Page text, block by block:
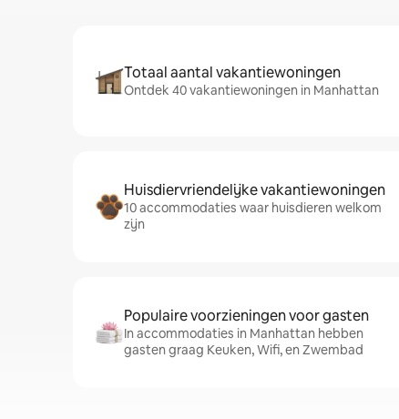
Totaal aantal vakantiewoningen
Ontdek 40 vakantiewoningen in Manhattan
Huisdiervriendelijke vakantiewoningen
10 accommodaties waar huisdieren welkom
zijn
Populaire voorzieningen voor gasten
In accommodaties in Manhattan hebben
gasten graag Keuken, Wifi, en Zwembad